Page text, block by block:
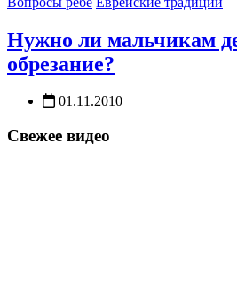
Нужно ли мальчикам
обрезание?
01.11.2010
Свежее видео